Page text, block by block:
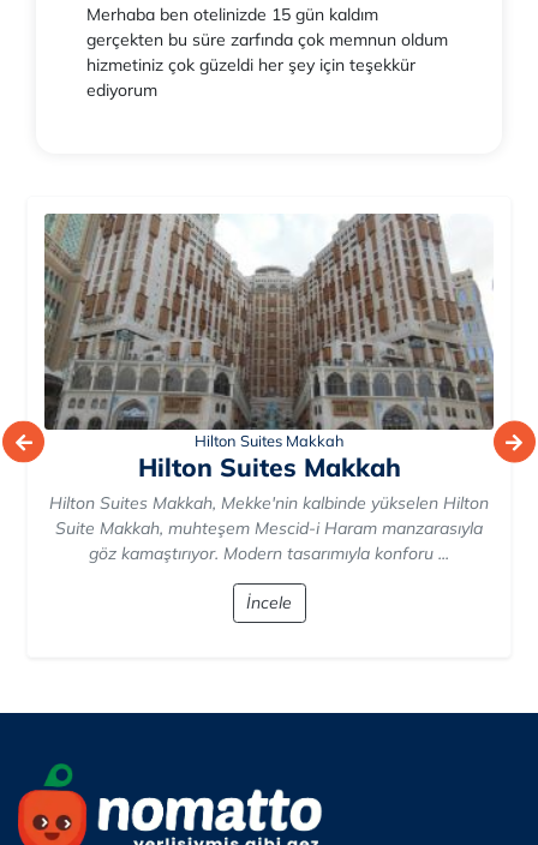
Merhaba ben otelinizde 15 gün kaldım
gerçekten bu süre zarfında çok memnun oldum
hizmetiniz çok güzeldi her şey için teşekkür
ediyorum
Sheraton Makkah Jabal Al Kaaba Hotel
Sheraton Makkah Jabal Al Kaaba
Hotel
Sheraton Makkah Jabal Al Kaaba Hotel, Otelde konforlu
bir konaklama deneyimi için her türlü detay düşünülmüş;
modern olanaklar, ...